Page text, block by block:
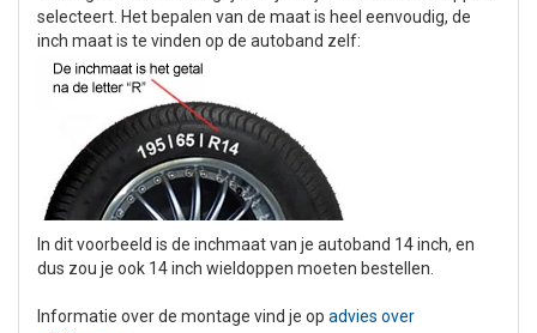
selecteert. Het bepalen van de maat is heel eenvoudig, de
inch maat is te vinden op de autoband zelf:
In dit voorbeeld is de inchmaat van je autoband 14 inch, en
dus zou je ook 14 inch wieldoppen moeten bestellen.
Informatie over de montage vind je op advies over